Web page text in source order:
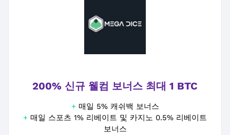
200% 신규 웰컴 보너스 최대 1 BTC
+ 매일 5% 캐쉬백 보너스
+ 매일 스포츠 1% 리베이트 및 카지노 0.5% 리베이트
보너스